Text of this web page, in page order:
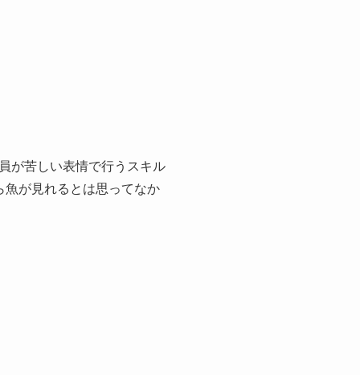
が苦しい表情で行うスキル
が見れるとは思ってなか